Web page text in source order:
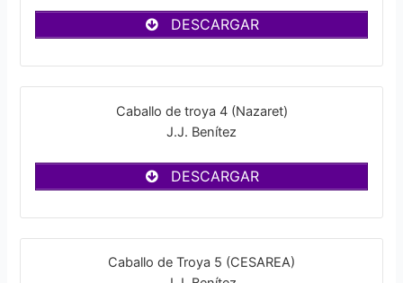
DESCARGAR
Caballo de troya 4 (Nazaret)
J.J. Benítez
DESCARGAR
Caballo de Troya 5 (CESAREA)